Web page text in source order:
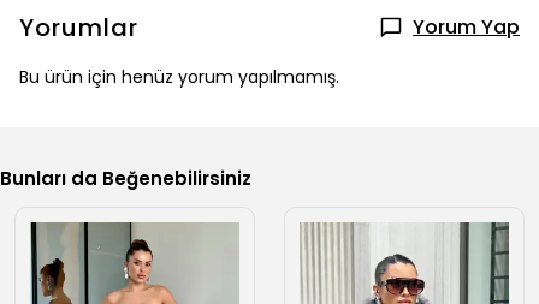
Yorumlar Yorum Yap
Bu ürün için henüz yorum yapılmamış.
Bunları da Beğenebilirsiniz